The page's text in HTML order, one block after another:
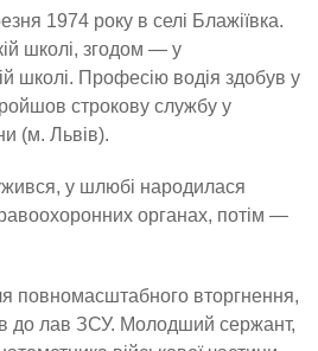
1974 року в селі Блажіївка.
школі, згодом — у
школі. Професію водія здобув у
строкову службу у
(м. Львів).
у шлюбі народилася
органах, потім —
повномасштабного вторгнення,
до лав ЗСУ. Молодший сержант,